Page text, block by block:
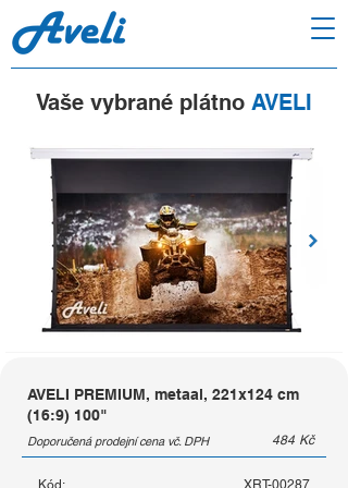
Vaše vybrané plátno AVELI
AVELI PREMIUM, metaal, 221x124 cm
(16:9) 100"
Doporučená prodejní cena vč. DPH 484 Kč
Kód: XRT-00287